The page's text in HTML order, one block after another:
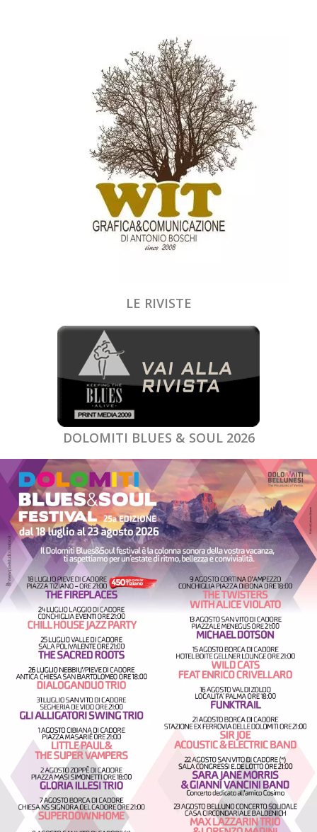
LE RIVISTE
DOLOMITI BLUES & SOUL 2026